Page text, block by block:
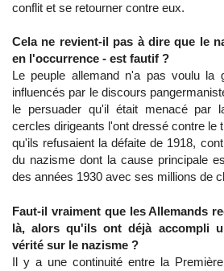
conflit et se retourner contre eux.
Cela ne revient-il pas à dire que le
en l'occurrence - est fautif ?
Le peuple allemand n'a pas voulu la
influencés par le discours
le persuader qu'il était menacé par
cercles dirigeants l'ont dressé contre le
qu'ils refusaient la défaite de 1918,
du nazisme dont la cause principale
des années 1930 avec ses millions de
Faut-il vraiment que les Allemands
là, alors qu'ils ont déjà accompli
vérité sur le nazisme ?
Il y a une continuité entre la